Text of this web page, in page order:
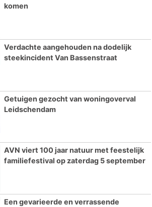
komen
Verdachte aangehouden na dodelijk
steekincident Van Bassenstraat
Getuigen gezocht van woningoverval
Leidschendam
AVN viert 100 jaar natuur met feestelijk
familiefestival op zaterdag 5 september
Een gevarieerde en verrassende